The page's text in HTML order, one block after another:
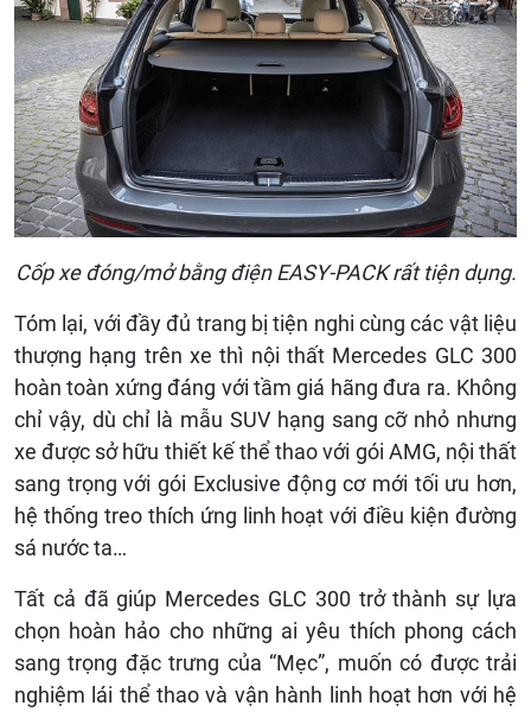
Cốp xe đóng/mở bằng điện EASY-PACK rất tiện dụng.
Tóm lại, với đầy đủ trang bị tiện nghi cùng các vật liệu
thượng hạng trên xe thì nội thất Mercedes GLC 300
hoàn toàn xứng đáng với tầm giá hãng đưa ra. Không
chỉ vậy, dù chỉ là mẫu SUV hạng sang cỡ nhỏ nhưng
xe được sở hữu thiết kế thể thao với gói AMG, nội thất
sang trọng với gói Exclusive động cơ mới tối ưu hơn,
hệ thống treo thích ứng linh hoạt với điều kiện đường
sá nước ta…
Tất cả đã giúp Mercedes GLC 300 trở thành sự lựa
chọn hoàn hảo cho những ai yêu thích phong cách
sang trọng đặc trưng của “Mẹc”, muốn có được trải
nghiệm lái thể thao và vận hành linh hoạt hơn với hệ